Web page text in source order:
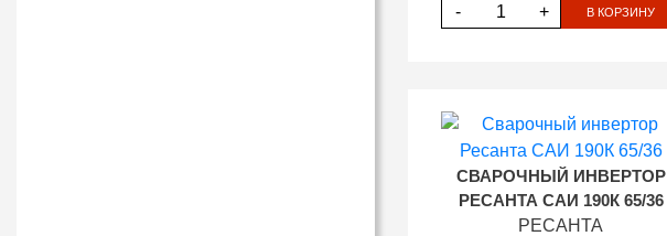
- + В КОРЗИНУ
СВАРОЧНЫЙ ИНВЕРТОР
РЕСАНТА САИ 190К 65/36
РЕСАНТА